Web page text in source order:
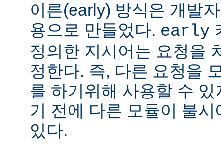
이른(early) 방식은 개발
용으로 만들었다. early
정의한 지시어는 요청을
정한다. 즉, 다른 요청을
를 하기위해 사용할 수
기 전에 다른 모듈이 불
있다.